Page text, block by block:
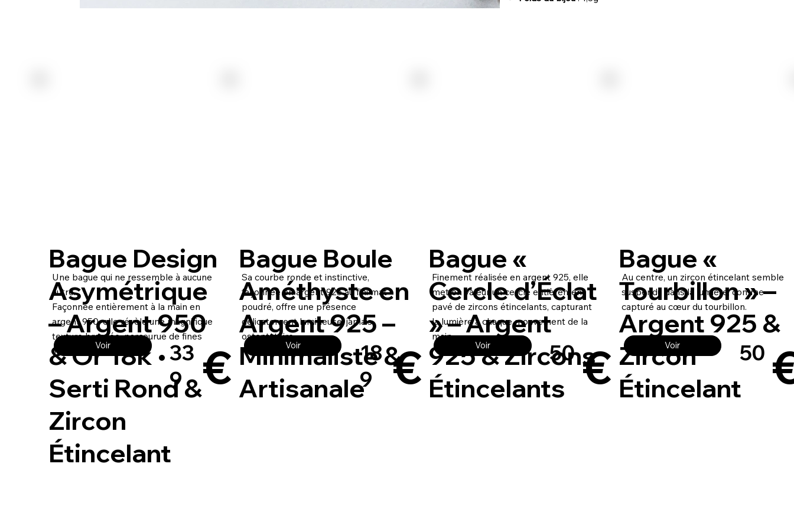
Bague Design
Asymétrique
– Argent 950
& Or 18k •
Serti Rond &
Zircon
Étincelant
Une bague qui ne ressemble à aucune
autre.
Façonnée entièrement à la main en
argent 950, elle révèle une magnifique
texture brossée, parcourue de fines
lignes rotatives.
Voir
33
9
€
Bague Boule
Améthyste en
Argent 925 –
Minimaliste &
Artisanale
Sa courbe ronde et instinctive,
façonnée en argent 925 au fini mat
poudré, offre une présence
délicatement lumineuse, jamais
ostentatoire.
Voir
18
9
€
Bague «
Cercle d’Éclat
» – Argent
925 & Zircons
Étincelants
Finement réalisée en argent 925, elle
met en valeur un cercle entièrement
pavé de zircons étincelants, capturant
la lumière à chaque mouvement de la
main.
Voir 50 €
Bague «
Tourbillon » –
Argent 925 &
Zircon
Étincelant
Au centre, un zircon étincelant semble
suspendu dans la lumière, comme
capturé au cœur du tourbillon.
Voir 50